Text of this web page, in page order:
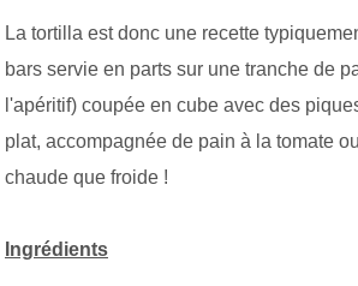
La tortilla est donc une recette
bars servie en parts sur une tranche de
l'apéritif) coupée en cube avec des
plat, accompagnée de pain à la tomate
chaude que froide !
Ingrédients